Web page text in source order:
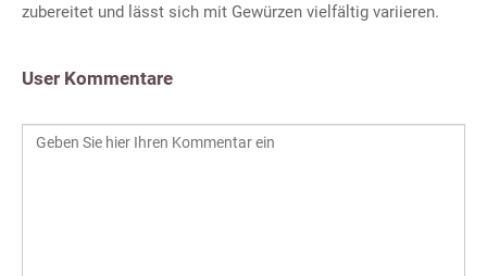
zubereitet und lässt sich mit Gewürzen vielfältig variieren.
User Kommentare